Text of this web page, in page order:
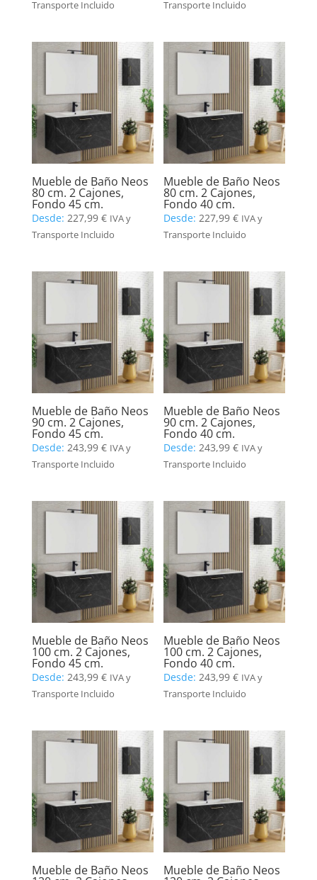
Transporte Incluido
Transporte Incluido
Mueble de Baño Neos
80 cm. 2 Cajones,
Fondo 45 cm.
Desde: 227,99 € IVA y
Transporte Incluido
Mueble de Baño Neos
80 cm. 2 Cajones,
Fondo 40 cm.
Desde:227,99€ IVA y
Transporte Incluido
Mueble de Baño Neos
90 cm. 2 Cajones,
Fondo 45 cm.
Desde: 243,99 € IVA y
Transporte Incluido
Mueble de Baño Neos
90 cm. 2 Cajones,
Fondo 40 cm.
Desde:243,99€ IVA y
Transporte Incluido
Mueble de Baño Neos
100 cm. 2 Cajones,
Fondo 45 cm.
Desde: 243,99 € IVA y
Transporte Incluido
Mueble de Baño Neos
100 cm. 2 Cajones,
Fondo 40 cm.
Desde:243,99€ IVA y
Transporte Incluido
Mueble de Baño Neos Mueble de Baño Neos